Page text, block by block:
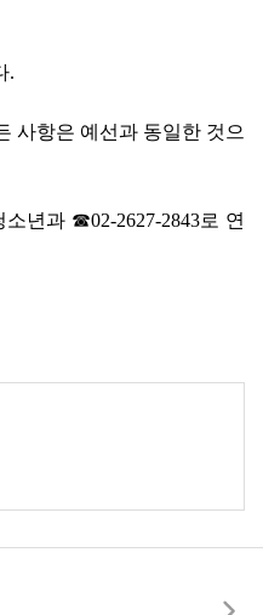
.
사항은 예선과 동일한 것으
소년과 ☎02-2627-2843로 연